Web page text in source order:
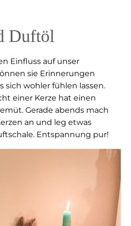
Duftöl
Einfluss auf unser
sie Erinnerungen
sich wohler fühlen lassen.
einer Kerze hat einen
Gerade abends mach
an und leg etwas
Entspannung pur!